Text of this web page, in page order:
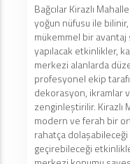
Bağcılar Kirazlı
yoğun nüfusu ile bilinir,
mükemmel bir avantaj
yapılacak etkinlikler,
merkezi alanlarda
profesyonel ekip
dekorasyon, ikramlar
zenginleştirilir. Kirazlı
modern ve ferah bir
rahatça
geçirebileceği